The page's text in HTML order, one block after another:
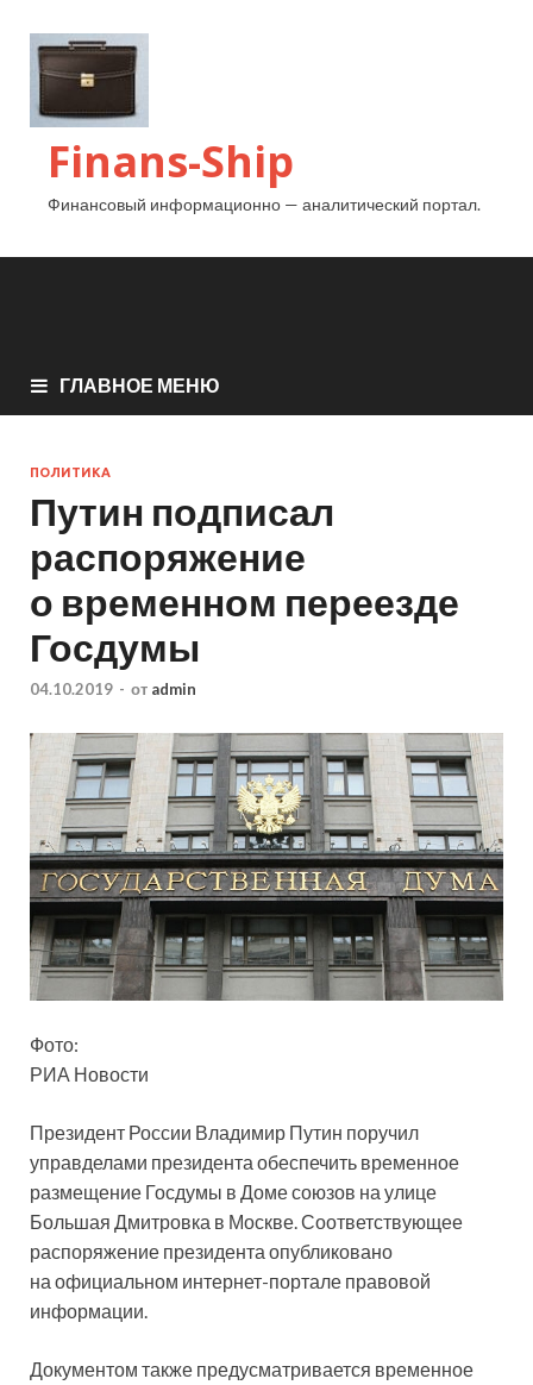
Finans-Ship
Финансовый информационно — аналитический портал.
ГЛАВНОЕ МЕНЮ
ПОЛИТИКА
Путин подписал
распоряжение
о временном переезде
Госдумы
04.10.2019 - от admin
Фото:
РИА Новости
Президент России Владимир Путин поручил
управделами президента обеспечить временное
размещение Госдумы в Доме союзов на улице
Большая Дмитровка в Москве. Соответствующее
распоряжение президента опубликовано
на официальном интернет-портале правовой
информации.
Документом также предусматривается временное